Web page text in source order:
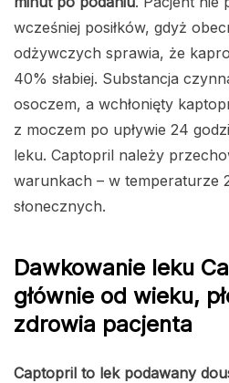
wcześniej posiłków, gdyż
odżywczych sprawia, że
40% słabiej. Substancja
osoczem, a wchłonięty
z moczem po upływie 24
leku. Captopril należy
warunkach – w temperaturze
słonecznych.
Dawkowanie leku
głównie od wieku,
zdrowia pacjenta
Captopril to lek podawany